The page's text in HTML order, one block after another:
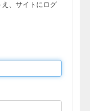
、サイトにログ